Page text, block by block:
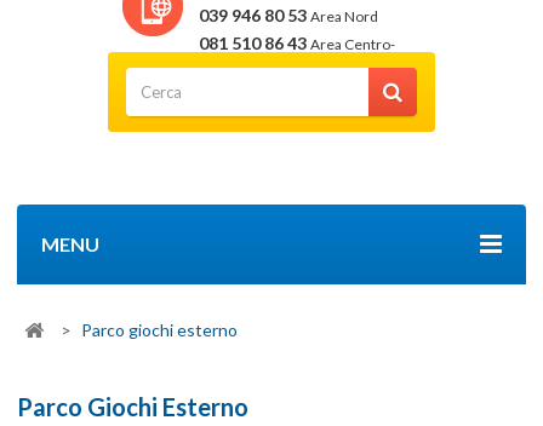
039 946 80 53 Area Nord
081 510 86 43 Area Centro-
Sud
MENU
> Parco giochi esterno
Parco Giochi Esterno